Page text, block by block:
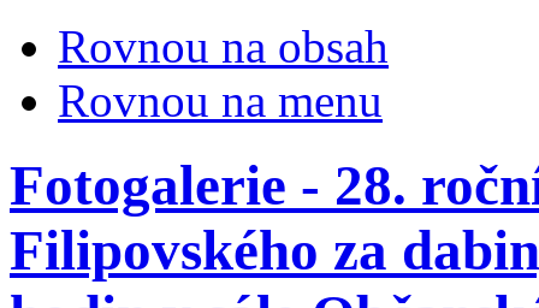
Rovnou na obsah
Rovnou na menu
Fotogalerie - 28.
Filipovského za